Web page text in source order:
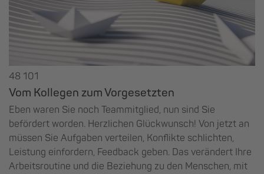
48 101
Vom Kollegen zum Vorgesetzten
Eben waren Sie noch Teammitglied, nun sind Sie
befördert worden. Herzlichen Glückwunsch! Von jetzt an
müssen Sie Aufgaben verteilen, Konflikte schlichten,
Leistung einfordern, Feedback geben. Das verändert Ihre
Arbeitsroutine und die Beziehung zu den Menschen, mit